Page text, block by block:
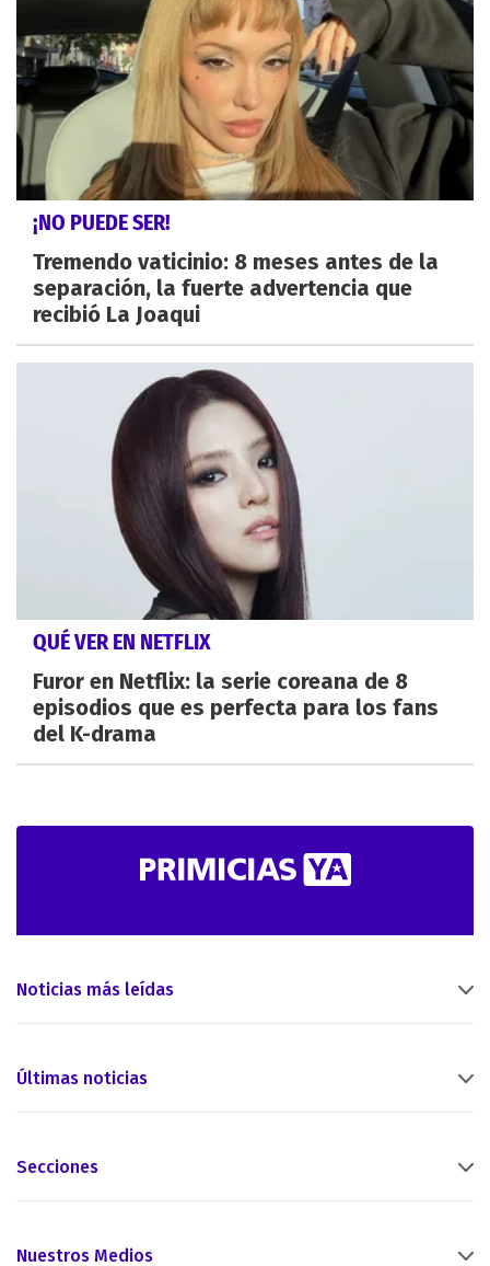
¡NO PUEDE SER!
Tremendo vaticinio: 8 meses antes de la
separación, la fuerte advertencia que
recibió La Joaqui
QUÉ VER EN NETFLIX
Furor en Netflix: la serie coreana de 8
episodios que es perfecta para los fans
del K-drama
Noticias más leídas
Últimas noticias
Secciones
Nuestros Medios